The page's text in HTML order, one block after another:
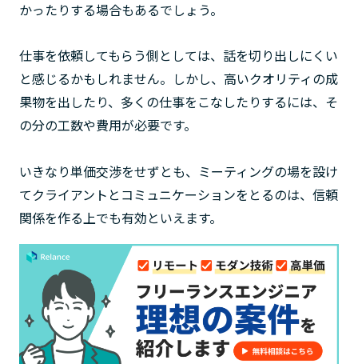
かったりする場合もあるでしょう。
仕事を依頼してもらう側としては、話を切り出しにくい
と感じるかもしれません。しかし、高いクオリティの成
果物を出したり、多くの仕事をこなしたりするには、そ
の分の工数や費用が必要です。
いきなり単価交渉をせずとも、ミーティングの場を設け
てクライアントとコミュニケーションをとるのは、信頼
関係を作る上でも有効といえます。